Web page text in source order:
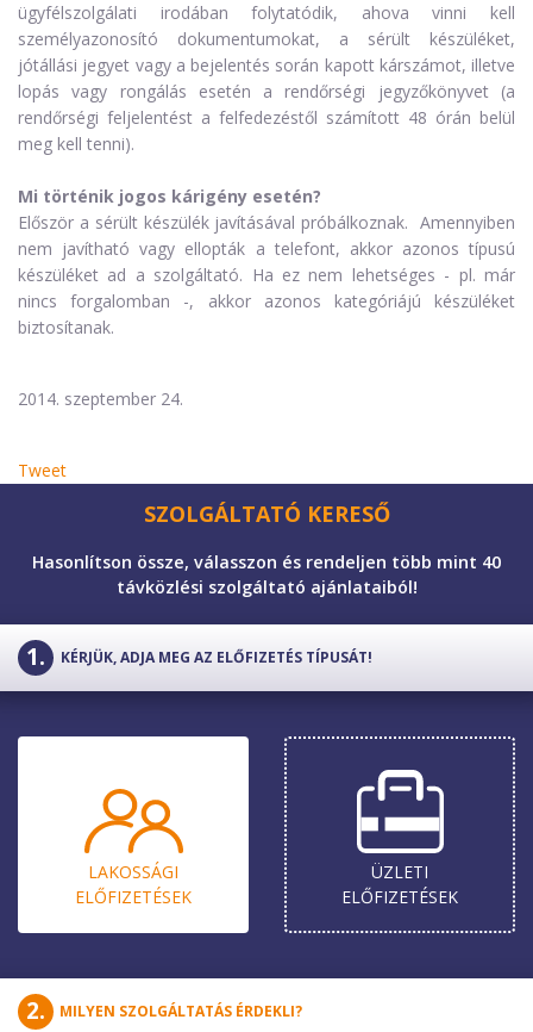
ügyfélszolgálati irodában folytatódik, ahova vinni kell
személyazonosító dokumentumokat, a sérült készüléket,
jótállási jegyet vagy a bejelentés során kapott kárszámot, illetve
lopás vagy rongálás esetén a rendőrségi jegyzőkönyvet (a
rendőrségi feljelentést a felfedezéstől számított 48 órán belül
meg kell tenni).
Mi történik jogos kárigény esetén?
Először a sérült készülék javításával próbálkoznak. Amennyiben
nem javítható vagy ellopták a telefont, akkor azonos típusú
készüléket ad a szolgáltató. Ha ez nem lehetséges - pl. már
nincs forgalomban -, akkor azonos kategóriájú készüléket
biztosítanak.
2014. szeptember 24.
Tweet
SZOLGÁLTATÓ KERESŐ
Hasonlítson össze, válasszon és rendeljen több mint 40
távközlési szolgáltató ajánlataiból!
KÉRJÜK, ADJA MEG AZ ELŐFIZETÉS TÍPUSÁT!
LAKOSSÁGI
ELŐ­FIZETÉSEK
ÜZLETI
ELŐ­FIZETÉSEK
MILYEN SZOLGÁLTATÁS ÉRDEKLI?